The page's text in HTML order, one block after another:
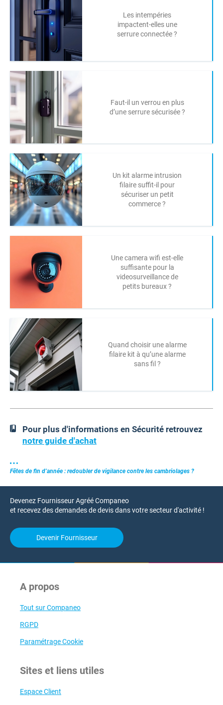
Les intempéries
impactent-elles une
serrure connectée ?
Faut-il un verrou en plus
d’une serrure sécurisée ?
Un kit alarme intrusion
filaire suffit-il pour
sécuriser un petit
commerce ?
Une camera wifi est-elle
suffisante pour la
videosurveillance de
petits bureaux ?
Quand choisir une alarme
filaire kit à qu’une alarme
sans fil ?
Pour plus d'informations en Sécurité retrouvez
notre guide d'achat
Fêtes de fin d’année : redoubler de vigilance contre les cambriolages ?
Devenez Fournisseur Agréé Companeo
et recevez des demandes de devis dans votre secteur d'activité !
Devenir Fournisseur
A propos
Tout sur Companeo
RGPD
Paramétrage Cookie
Sites et liens utiles
Espace Client